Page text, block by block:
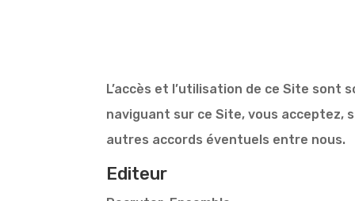
L’accès et l’utilisation de ce Site sont
naviguant sur ce Site, vous acceptez,
autres accords éventuels entre nous.
Editeur